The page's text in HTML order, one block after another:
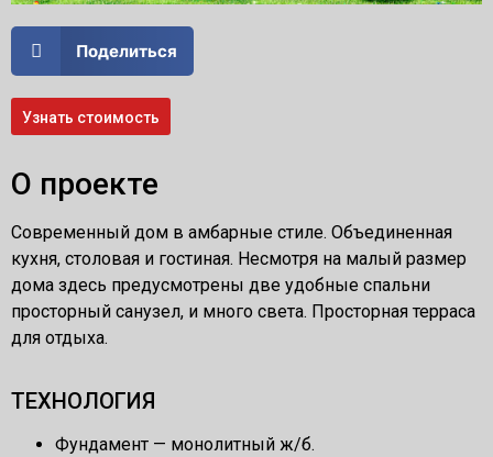
Поделиться
Узнать стоимость
О проекте
Современный дом в амбарные стиле. Объединенная
кухня, столовая и гостиная. Несмотря на малый размер
дома здесь предусмотрены две удобные спальни
просторный санузел, и много света. Просторная терраса
для отдыха.
ТЕХНОЛОГИЯ
Фундамент — монолитный ж/б.